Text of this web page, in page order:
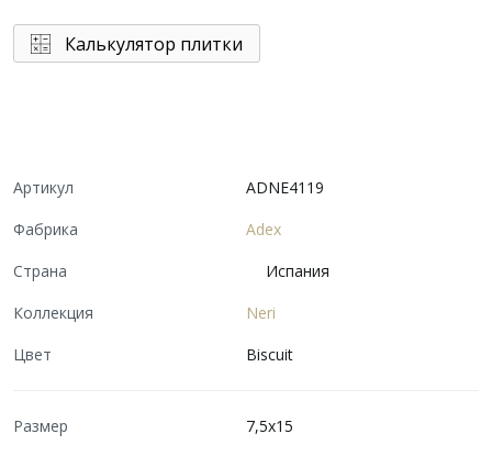
Калькулятор плитки
Артикул
ADNE4119
Фабрика
Adex
Страна
Испания
Коллекция
Neri
Цвет
Biscuit
Размер
7,5x15